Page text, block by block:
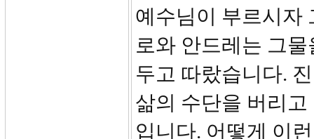
예수님이 부르시자
로와 안드레는 그
두고 따랐습니다.
삶의 수단을 버리
입니다. 어떻게 이